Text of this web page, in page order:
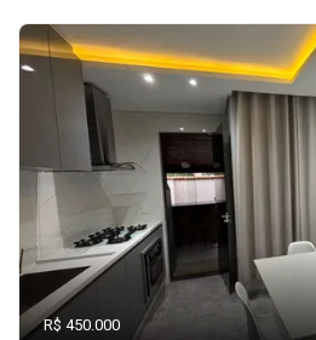
R$ 450.000